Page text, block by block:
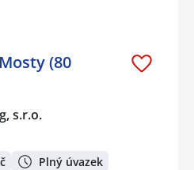
(80
s.r.o.
Plný úvazek